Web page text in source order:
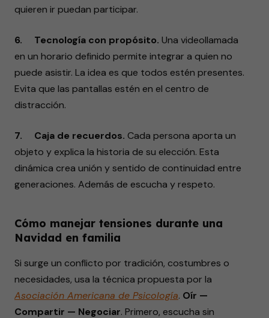
quieren ir puedan participar.
6. Tecnología con propósito. Una videollamada
en un horario definido permite integrar a quien no
puede asistir. La idea es que todos estén presentes.
Evita que las pantallas estén en el centro de
distracción.
7. Caja de recuerdos. Cada persona aporta un
objeto y explica la historia de su elección. Esta
dinámica crea unión y sentido de continuidad entre
generaciones. Además de escucha y respeto.
Cómo manejar tensiones durante una
Navidad en familia
Si surge un conflicto por tradición, costumbres o
necesidades, usa la técnica propuesta por la
Asociación Americana de Psicología. Oír —
Compartir — Negociar. Primero, escucha sin